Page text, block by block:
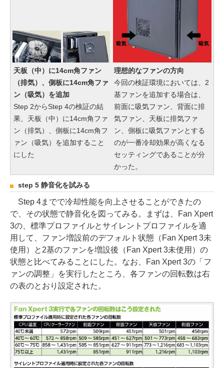
天板（中）に14cm角ファン
（排気）、側板に14cm角ファ
ン（吸気）を追加
Step 2からStep 4の検証の結
果、天板（中）に14cm角ファ
ン（排気）、側板に14cm角フ
ァン（吸気）を追加すること
にした
理想的なファンの方向
今回の検証環境においては、2
基ファンを追加する場合は、
前面に吸気ファン、背面に排
気ファン、天板に排気ファ
ン、側板に吸気ファンとする
のが一番冷却効果が高くなる
セッティングであることが分
かった。
step 5 静音化を試みる
Step 4までで冷却性能を向上させることができたの
で、その状態で静音化を図ってみる。まずは、Fan Xpert
3の、標準プロファイルとサイレントプロファイルを適
用して、ファン増設前のデフォルト状態（Fan Xpert 3未
使用）と2基のファンを増設後（Fan Xpert 3未使用）の
状態と比べてみることにした。なお、Fan Xpert 3の「フ
ァンの調整」を実行したところ、各ファンの回転数は右
の表のとおり設定された。